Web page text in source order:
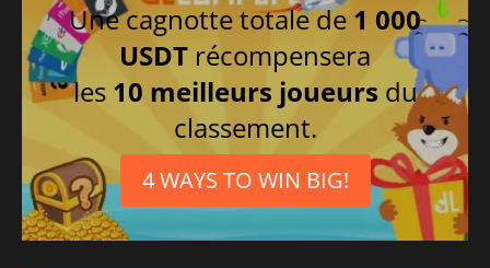
Une cagnotte totale de 1 000
USDT récompensera
les 10 meilleurs joueurs du
classement.
4 WAYS TO WIN BIG!